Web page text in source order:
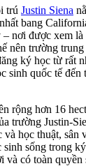
trú Justin Siena
bang
nơi được xem
nên trường trung
ký học từ rất
sinh quốc tế
rộng hơn 16
trường Justin-
học thuật, sân
sinh sống trong
và có toàn